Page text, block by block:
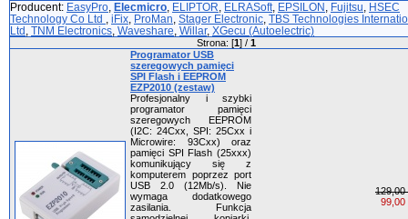
Producent: EasyPro Elecmicro ELIPTOR ELRASoft EPSILON Fujitsu
HSEC
Technology Co Ltd
iFix ProMan Stager Electronic TBS Technologies
Ltd TNM Electronics Waveshare Willar, XGecu (Autoelectric)
Strona: [1] / 1
Programator USB
szeregowych pamięci
SPI Flash i EEPROM
EZP2010 (zestaw)
Profesjonalny i szybki
programator pamięci
szeregowych EEPROM
(I2C: 24Cxx, SPI: 25Cxx i
Microwire: 93Cxx) oraz
pamięci SPI Flash (25xxx)
komunikujący się z
komputerem poprzez port
USB 2.0 (12Mb/s). Nie
wymaga dodatkowego
zasilania. Funkcja
129,00
99,00